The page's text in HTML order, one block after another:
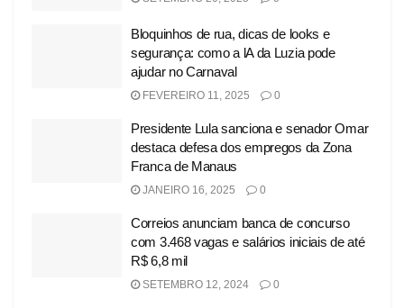
Bloquinhos de rua, dicas de looks e
segurança: como a lA da Luzia pode
ajudar no Carnaval
FEVEREIRO 11, 2025 0
Presidente Lula sanciona e senador Omar
destaca defesa dos empregos da Zona
Franca de Manaus
JANEIRO 16, 2025 0
Correios anunciam banca de concurso
com 3.468 vagas e salários iniciais de até
R$ 6,8 mil
SETEMBRO 12, 2024 0